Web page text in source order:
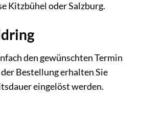
Kitzbühel oder Salzburg.
den gewünschten Termin
Bestellung erhalten Sie
eingelöst werden.